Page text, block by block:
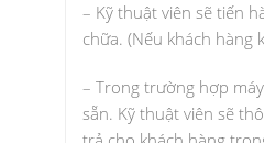
– Kỹ thuật viên sẽ tiến
chữa. (Nếu khách hàng
– Trong trường hợp
sẵn. Kỹ thuật viên sẽ